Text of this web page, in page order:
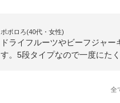
ポポロろ(40代・女性)
ドライフルーツやビーフジャ
す。5段タイプなので一度にた
全